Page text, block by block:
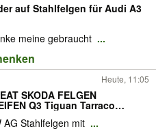
auf Stahlfelgen für Audi A3
meine gebraucht ...
Heute, 11:05
SKODA FELGEN
Q3 Tiguan Tarraco
AG Stahlfelgen mit ...